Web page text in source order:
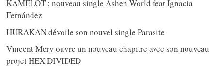
KAMELOT : nouveau single Ashen World feat Ignacia
Fernández
HURAKAN dévoile son nouvel single Parasite
Vincent Mery ouvre un nouveau chapitre avec son nouveau
projet HEX DIVIDED